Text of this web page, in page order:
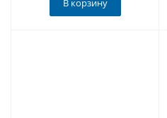
В корзину